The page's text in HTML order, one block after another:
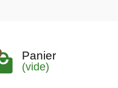
Panier
(vide)